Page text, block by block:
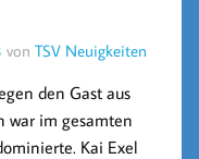
vonTSV Neuigkeiten
den Gast aus
war im gesamten
Kai Exel